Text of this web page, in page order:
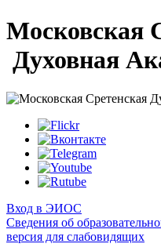
Московская
Духовная
Вход в ЭИОС
Сведения об
версия для слабовидящих